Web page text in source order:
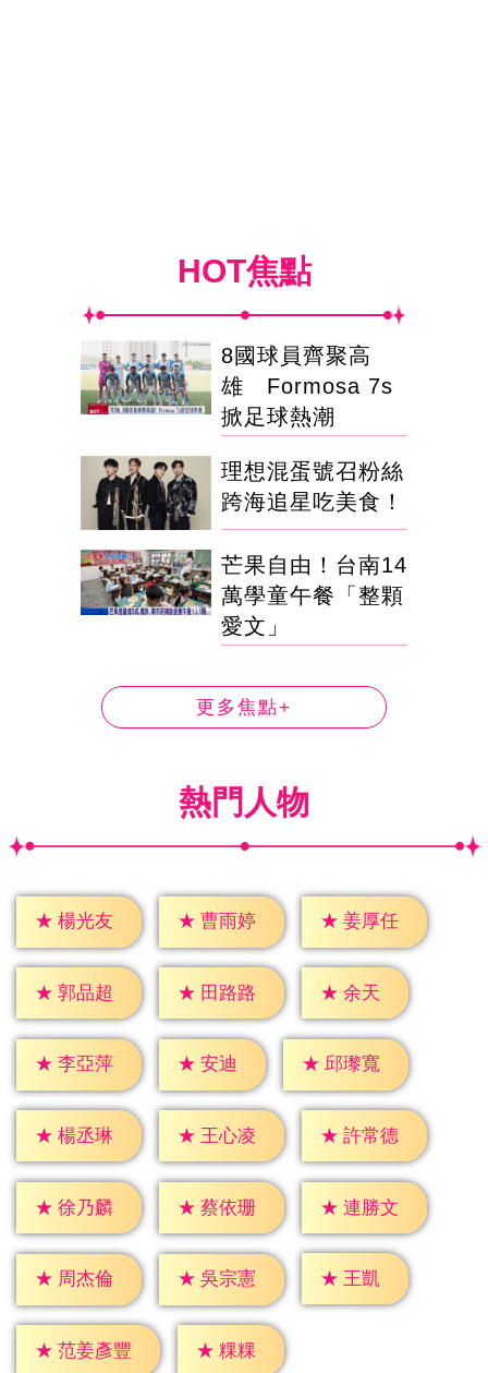
HOT焦點
8國球員齊聚高
雄 Formosa 7s
掀足球熱潮
理想混蛋號召粉絲
跨海追星吃美食！
芒果自由！台南14
萬學童午餐「整顆
愛文」
更多焦點+
熱門人物
★ 楊光友 ★ 曹雨婷 ★ 姜厚任
★ 郭品超 ★ 田路路 ★ 余天
★ 李亞萍 ★ 安迪 ★ 邱瓈寬
★ 楊丞琳 ★ 王心凌 ★ 許常德
★ 徐乃麟 ★ 蔡依珊 ★ 連勝文
★ 周杰倫 ★ 吳宗憲 ★ 王凱
★ 范姜彥豐 ★ 粿粿